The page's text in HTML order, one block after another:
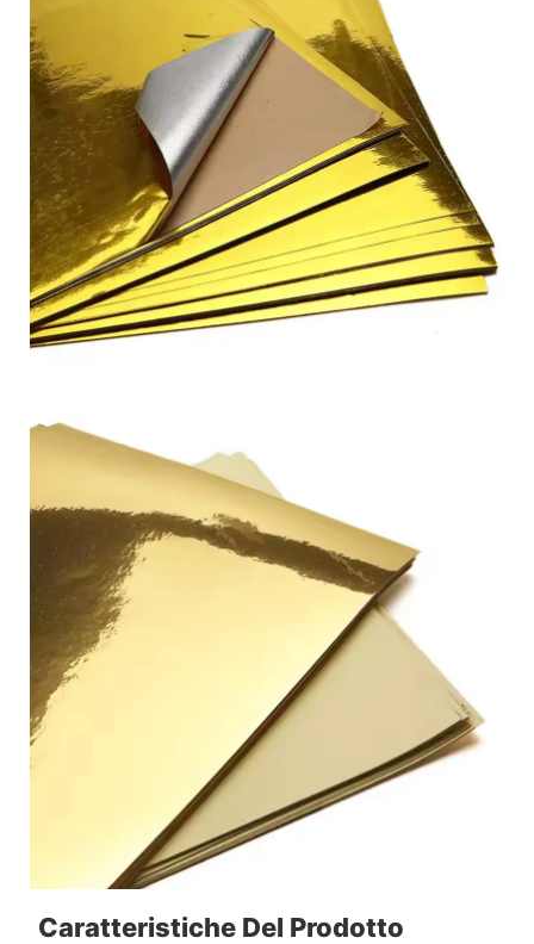
Caratteristiche Del Prodotto